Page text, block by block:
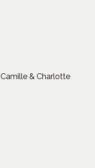
Camille & Charlotte